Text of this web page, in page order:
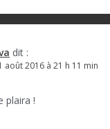
dit :
août 2016 à 21 h 11 min
plaira !